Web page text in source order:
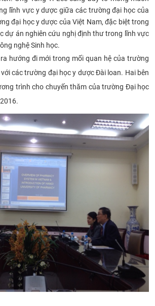
lĩnh vực y dược giữa các trường đại học của
đại học y dược của Việt Nam, đặc biệt trong
dự án nghiên cứu nghị định thư trong lĩnh vực
nghệ Sinh học.
hướng đi mới trong mối quan hệ của trường
các trường đại học y dược Đài loan. Hai bên
trình cho chuyến thăm của trường Đại học
.